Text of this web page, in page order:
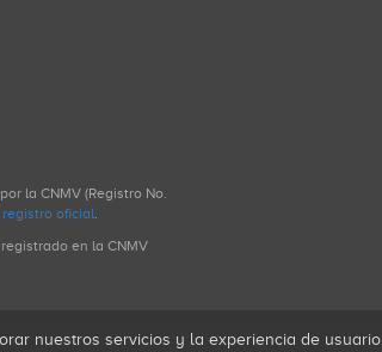
la CNMV (Registro No.
oficial.
en la CNMV
nuestros servicios y la experiencia de